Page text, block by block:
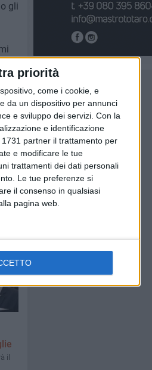
priorità
come i cookie, e
da un dispositivo per annunci
e sviluppo dei servizi. Con la
e identificazione
partner il trattamento per
e modificare le tue
trattamenti dei dati personali
Le tue preferenze si
il consenso in qualsiasi
pagina web.
gli
il